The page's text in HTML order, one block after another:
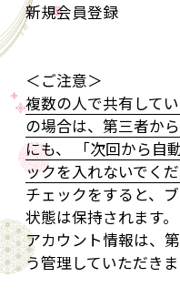
新規会員登録
＜ご注意＞
複数の人で共有して
の場合は、第三者か
にも、 「次回から自
ックを入れないでくだ
チェックをすると、
状態は保持されます。
アカウント情報は、
う管理していただき